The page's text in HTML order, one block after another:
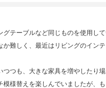
グテーブルなど同じものを使用し
難しく、最近はリビングのイン
つつも、大きな家具を増やしたり
模様替えを楽しんでいましたが、